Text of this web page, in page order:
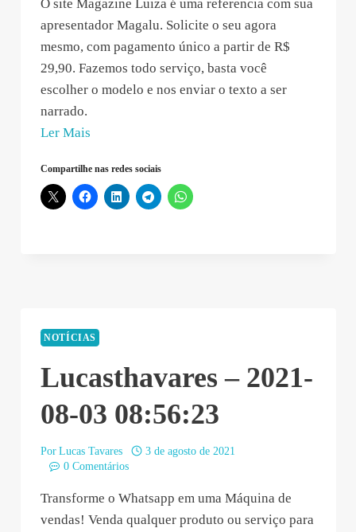
O site Magazine Luiza é uma referencia com sua
apresentador Magalu. Solicite o seu agora
mesmo, com pagamento único a partir de R$
29,90. Fazemos todo serviço, basta você
escolher o modelo e nos enviar o texto a ser
narrado.
Ler Mais
–
2021-
Compartilhe nas redes sociais
NOTÍCIAS
Lucasthavares – 2021-
08-03 08:56:23
Por Lucas Tavares
3 de agosto de 2021
0 Comentários
Transforme o Whatsapp em uma Máquina de
vendas! Venda qualquer produto ou serviço para